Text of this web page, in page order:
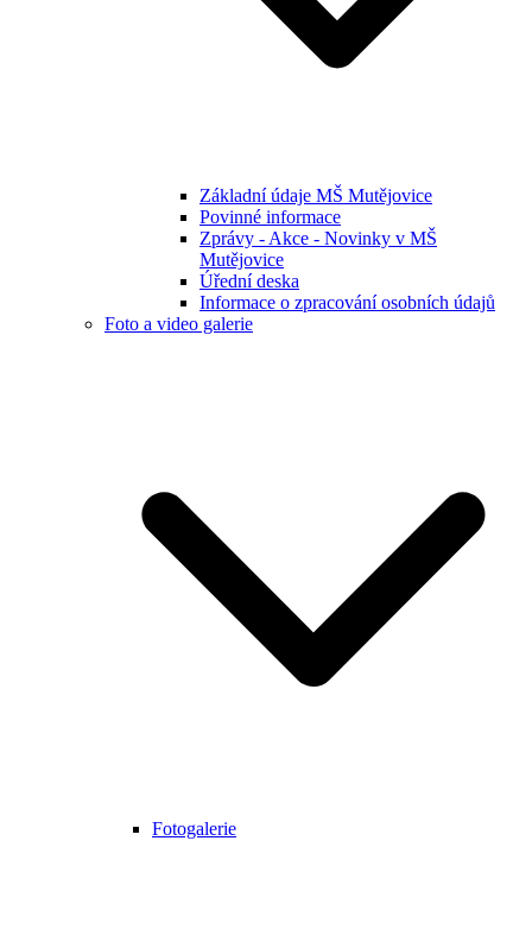
Základní údaje MŠ Mutějovice
Povinné informace
Zprávy - Akce - Novinky v MŠ
Mutějovice
Úřední deska
Informace o zpracování osobních údajů
Foto a video galerie
Fotogalerie